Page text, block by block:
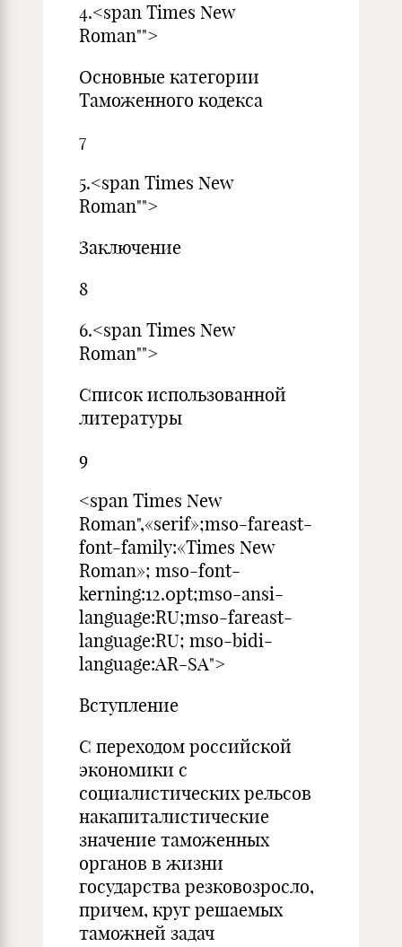
4.<span Times New
Roman"">
Основные категории
Таможенного кодекса
7
5.<span Times New
Roman"">
Заключение
8
6.<span Times New
Roman"">
Список использованной
литературы
9
<span Times New
Roman",«serif»;mso-fareast-
font-family:«Times New
Roman»; mso-font-
kerning:12.0pt;mso-ansi-
language:RU;mso-fareast-
language:RU; mso-bidi-
language:AR-SA">
Вступление
С переходом российской
экономики с
социалистических рельсов
накапиталистические
значение таможенных
органов в жизни
государства резковозросло,
причем, круг решаемых
таможней задач